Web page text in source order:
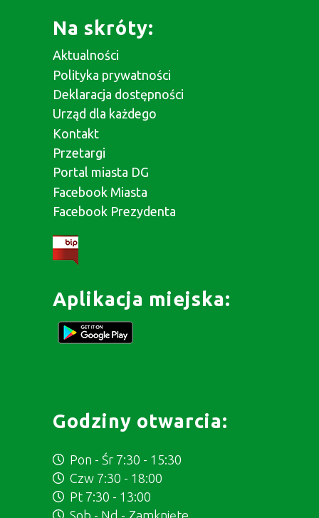
Na skróty:
Aktualności
Polityka prywatności
Deklaracja dostępności
Urząd dla każdego
Kontakt
Przetargi
Portal miasta DG
Facebook Miasta
Facebook Prezydenta
Aplikacja miejska:
Godziny otwarcia:
Pon - Śr 7:30 - 15:30
Czw 7:30 - 18:00
Pt 7:30 - 13:00